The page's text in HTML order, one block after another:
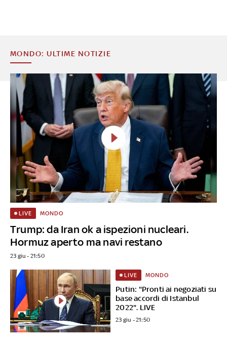
MONDO: ULTIME NOTIZIE
Trump: da Iran ok a ispezioni nucleari.
Hormuz aperto ma navi restano
LIVE MONDO
23 giu - 21:50
Putin: "Pronti ai negoziati su
base accordi di Istanbul
2022". LIVE
LIVE MONDO
23 giu - 21:50